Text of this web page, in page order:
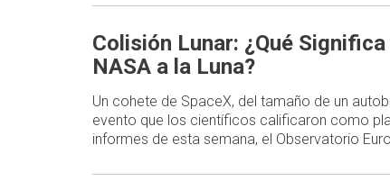
Colisión Lunar: ¿Qué
NASA a la Luna?
Un cohete de SpaceX, del tamaño de un
evento que los científicos calificaron como
informes de esta semana, el Observatorio